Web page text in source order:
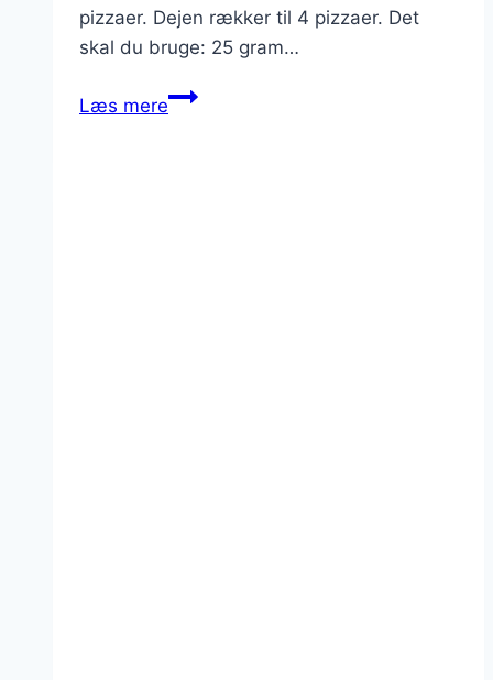
pizzaer. Dejen rækker til 4 pizzaer. Det
skal du bruge: 25 gram…
Læs merePizzeria